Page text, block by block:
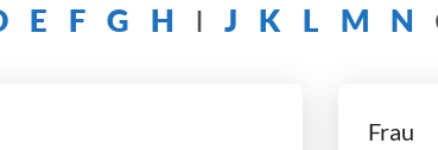
E F G H I J K L M N
Frau